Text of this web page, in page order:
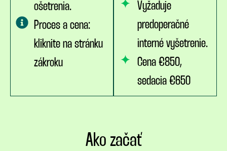
ošetrenia.
Proces a cena:
kliknite na stránku
zákroku
Vyžaduje
predoperačné
interné vyšetrenie.
Cena €850,
sedacia €650
Ako začať